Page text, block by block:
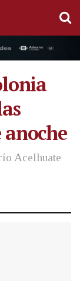
Acelhuate